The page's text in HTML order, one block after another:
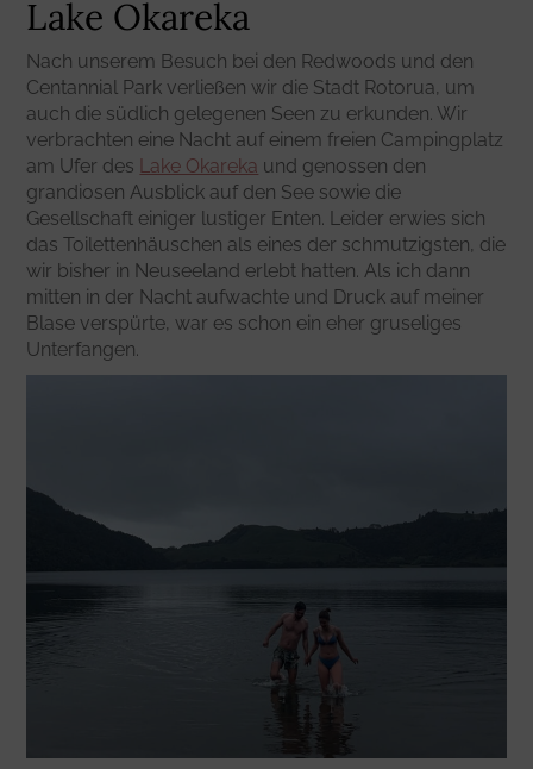
Lake Okareka
Nach unserem Besuch bei den Redwoods und den
Centannial Park verließen wir die Stadt Rotorua, um
auch die südlich gelegenen Seen zu erkunden. Wir
verbrachten eine Nacht auf einem freien Campingplatz
am Ufer des Lake Okareka und genossen den
grandiosen Ausblick auf den See sowie die
Gesellschaft einiger lustiger Enten. Leider erwies sich
das Toilettenhäuschen als eines der schmutzigsten, die
wir bisher in Neuseeland erlebt hatten. Als ich dann
mitten in der Nacht aufwachte und Druck auf meiner
Blase verspürte, war es schon ein eher gruseliges
Unterfangen.